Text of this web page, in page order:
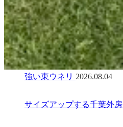
強い東ウネリ 2026.08.04
サイズアップする千葉外房